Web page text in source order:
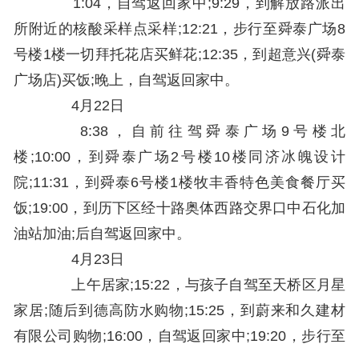
1:04，自驾返回家中;9:29，到解放路派出
所附近的核酸采样点采样;12:21，步行至舜泰广场8
号楼1楼一切拜托花店买鲜花;12:35，到超意兴(舜泰
广场店)买饭;晚上，自驾返回家中。
4月22日
8:38，自前往驾舜泰广场9号楼北
楼;10:00，到舜泰广场2号楼10楼同济冰魄设计
院;11:31，到舜泰6号楼1楼牧丰香特色美食餐厅买
饭;19:00，到历下区经十路奥体西路交界口中石化加
油站加油;后自驾返回家中。
4月23日
上午居家;15:22，与孩子自驾至天桥区月星
家居;随后到德高防水购物;15:25，到蔚来和久建材
有限公司购物;16:00，自驾返回家中;19:20，步行至